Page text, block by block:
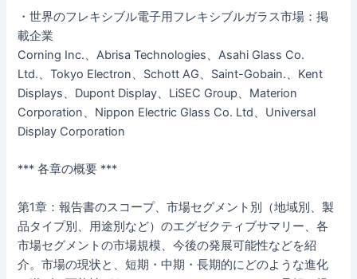
・世界のフレキシブル電子用フレキシブルガラス市場：掲
載企業
Corning Inc.、Abrisa Technologies、Asahi Glass Co.
Ltd.、Tokyo Electron、Schott AG、Saint-Gobain.、Kent
Displays、Dupont Display、LiSEC Group、Materion
Corporation、Nippon Electric Glass Co. Ltd、Universal
Display Corporation
*** 各章の概要 ***
第1章：報告書のスコープ、市場セグメント別（地域別、製
品タイプ別、用途別など）のエグゼクティブサマリー、各
市場セグメントの市場規模、今後の発展可能性などを紹
介。市場の現状と、短期・中期・長期的にどのような進化